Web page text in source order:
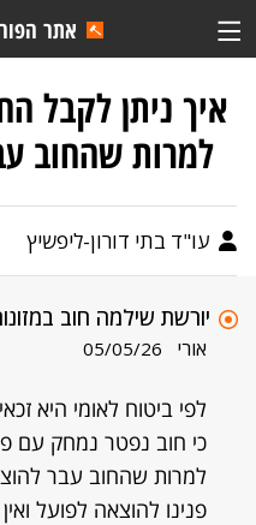
אתר
איך ניתן לקבל
למרות שהחוב
עו"ד בתי דורון-ליפשיץ
יורשת שילמה חוב
אורי 05/05/26
לפי ביטוח לאומי היא
כי חוב נפטר נמחק עם
למרות שהחוב עבר
פנינו להוצאה לפועל